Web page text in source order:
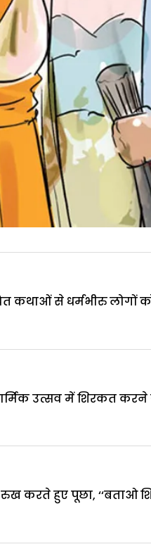
कथाओं से धर्मभीरु लोगों
उत्सव में शिरकत करने
हुए पूछा, ‘‘बताओ